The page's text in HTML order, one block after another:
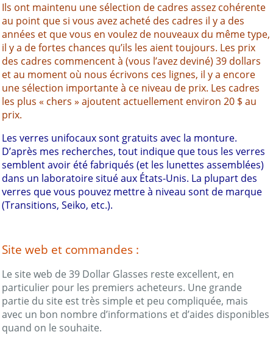
Ils ont maintenu une sélection de cadres assez cohérente
au point que si vous avez acheté des cadres il y a des
années et que vous en voulez de nouveaux du même type,
il y a de fortes chances qu’ils les aient toujours. Les prix
des cadres commencent à (vous l’avez deviné) 39 dollars
et au moment où nous écrivons ces lignes, il y a encore
une sélection importante à ce niveau de prix. Les cadres
les plus « chers » ajoutent actuellement environ 20 $ au
prix.
Les verres unifocaux sont gratuits avec la monture.
D’après mes recherches, tout indique que tous les verres
semblent avoir été fabriqués (et les lunettes assemblées)
dans un laboratoire situé aux États-Unis. La plupart des
verres que vous pouvez mettre à niveau sont de marque
(Transitions, Seiko, etc.).
Site web et commandes :
Le site web de 39 Dollar Glasses reste excellent, en
particulier pour les premiers acheteurs. Une grande
partie du site est très simple et peu compliquée, mais
avec un bon nombre d’informations et d’aides disponibles
quand on le souhaite.